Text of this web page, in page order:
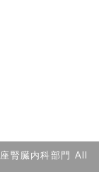
腎臓内科部門 All